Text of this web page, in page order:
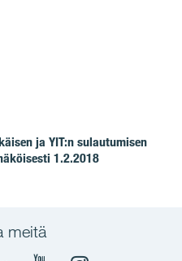
ja YIT:n sulautumisen
1.2.2018
meitä